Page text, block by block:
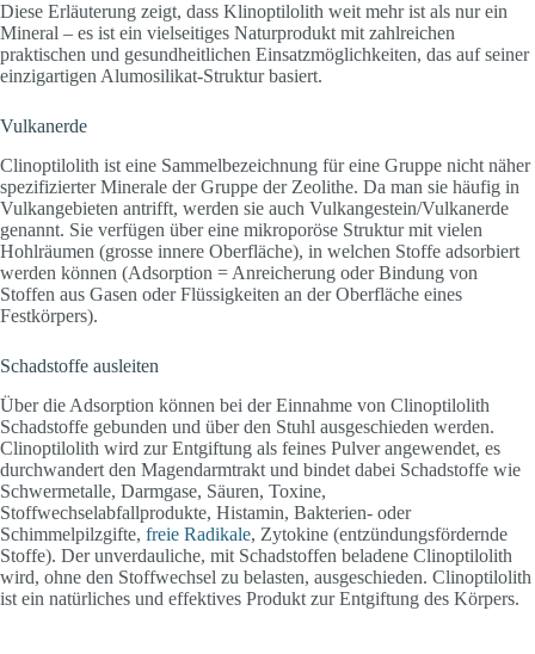
Diese Erläuterung zeigt, dass Klinoptilolith weit mehr ist als nur ein
Mineral – es ist ein vielseitiges Naturprodukt mit zahlreichen
praktischen und gesundheitlichen Einsatzmöglichkeiten, das auf seiner
einzigartigen Alumosilikat-Struktur basiert.
Vulkanerde
Clinoptilolith ist eine Sammelbezeichnung für eine Gruppe nicht näher
spezifizierter Minerale der Gruppe der Zeolithe. Da man sie häufig in
Vulkangebieten antrifft, werden sie auch Vulkangestein/Vulkanerde
genannt. Sie verfügen über eine mikroporöse Struktur mit vielen
Hohlräumen (grosse innere Oberfläche), in welchen Stoffe adsorbiert
werden können (Adsorption = Anreicherung oder Bindung von
Stoffen aus Gasen oder Flüssigkeiten an der Oberfläche eines
Festkörpers).
Schadstoffe ausleiten
Über die Adsorption können bei der Einnahme von Clinoptilolith
Schadstoffe gebunden und über den Stuhl ausgeschieden werden.
Clinoptilolith wird zur Entgiftung als feines Pulver angewendet, es
durchwandert den Magendarmtrakt und bindet dabei Schadstoffe wie
Schwermetalle, Darmgase, Säuren, Toxine,
Stoffwechselabfallprodukte, Histamin, Bakterien- oder
Schimmelpilzgifte, freie Radikale, Zytokine (entzündungsfördernde
Stoffe). Der unverdauliche, mit Schadstoffen beladene Clinoptilolith
wird, ohne den Stoffwechsel zu belasten, ausgeschieden. Clinoptilolith
ist ein natürliches und effektives Produkt zur Entgiftung des Körpers.